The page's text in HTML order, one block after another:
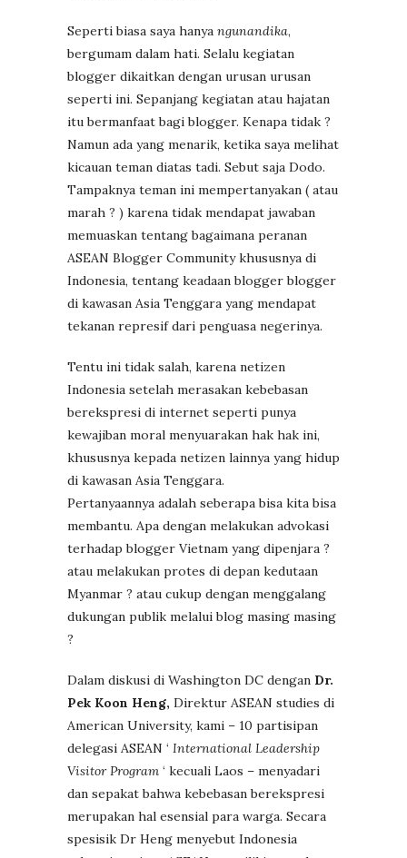
Seperti biasa saya hanya ngunandika,
bergumam dalam hati. Selalu kegiatan
blogger dikaitkan dengan urusan urusan
seperti ini. Sepanjang kegiatan atau hajatan
itu bermanfaat bagi blogger. Kenapa tidak ?
Namun ada yang menarik, ketika saya melihat
kicauan teman diatas tadi. Sebut saja Dodo.
Tampaknya teman ini mempertanyakan ( atau
marah ? ) karena tidak mendapat jawaban
memuaskan tentang bagaimana peranan
ASEAN Blogger Community khususnya di
Indonesia, tentang keadaan blogger blogger
di kawasan Asia Tenggara yang mendapat
tekanan represif dari penguasa negerinya.
Tentu ini tidak salah, karena netizen
Indonesia setelah merasakan kebebasan
berekspresi di internet seperti punya
kewajiban moral menyuarakan hak hak ini,
khususnya kepada netizen lainnya yang hidup
di kawasan Asia Tenggara.
Pertanyaannya adalah seberapa bisa kita bisa
membantu. Apa dengan melakukan advokasi
terhadap blogger Vietnam yang dipenjara ?
atau melakukan protes di depan kedutaan
Myanmar ? atau cukup dengan menggalang
dukungan publik melalui blog masing masing
?
Dalam diskusi di Washington DC dengan Dr.
Pek Koon Heng, Direktur ASEAN studies di
American University, kami – 10 partisipan
delegasi ASEAN ‘ International Leadership
Visitor Program ‘ kecuali Laos – menyadari
dan sepakat bahwa kebebasan berekspresi
merupakan hal esensial para warga. Secara
spesisik Dr Heng menyebut Indonesia